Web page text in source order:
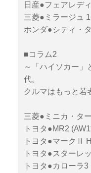
日産●フェアレデ
三菱●ミラージュ
ホンダ●シティ・
■コラム2
～「ハイソカー」
代。
クルマはもっと若
三菱●ミニカ・タ
トヨタ●MR2
トヨタ●マークⅡ
トヨタ●スターレ
トヨタ●カローラ